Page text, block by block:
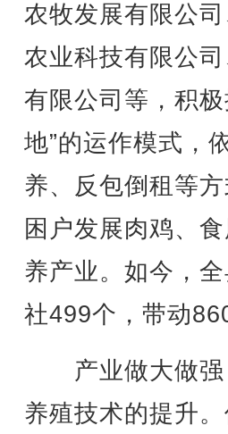
农牧发展有限公
农业科技有限公
有限公司等，积
地”的运作模式，
养、反包倒租等
困户发展肉鸡、
养产业。如今，
社499个，带动
产业做大做强
养殖技术的提升